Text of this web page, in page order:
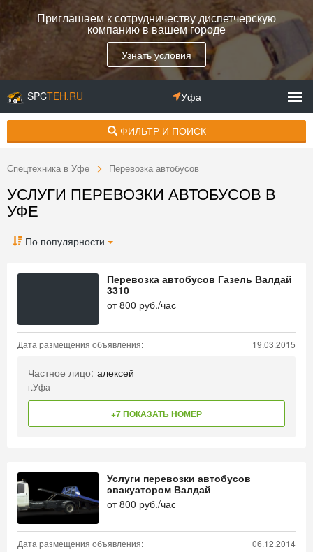
Приглашаем к сотрудничеству диспетчерскую
компанию в вашем городе
Узнать условия
SPCTEH.RU Уфа
ФИЛЬТР И ПОИСК
Спецтехника в Уфе Перевозка автобусов
УСЛУГИ ПЕРЕВОЗКИ АВТОБУСОВ В
УФЕ
По популярности
Перевозка автобусов Газель Валдай
3310
от800 руб./час
Дата размещения объявления: 19.03.2015
Частное лицо: алексей
г.Уфа
+7 ПОКАЗАТЬ НОМЕР
Услуги перевозки автобусов
эвакуатором Валдай
от800 руб./час
Дата размещения объявления: 06.12.2014